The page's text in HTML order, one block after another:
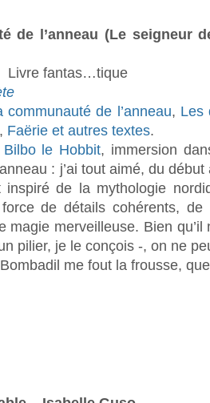
de l’anneau (Le seigneur
Livre fantas…tique
communauté de l’anneau, Les
, Faërie et autres textes.
Bilbo le Hobbit, immersion
: j’ai tout aimé, du
inspiré de la mythologie
de détails cohérents, de
magie merveilleuse. Bien
pilier, je le conçois -, on ne
me fout la frousse,